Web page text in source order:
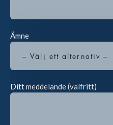
Ämne
Ditt meddelande (valfritt)